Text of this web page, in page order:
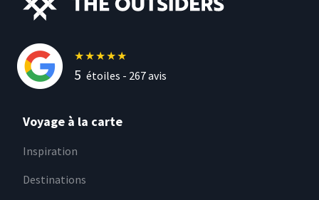
★★★★★
5 étoiles - 267avis
Voyage à la carte
Inspiration
Destinations